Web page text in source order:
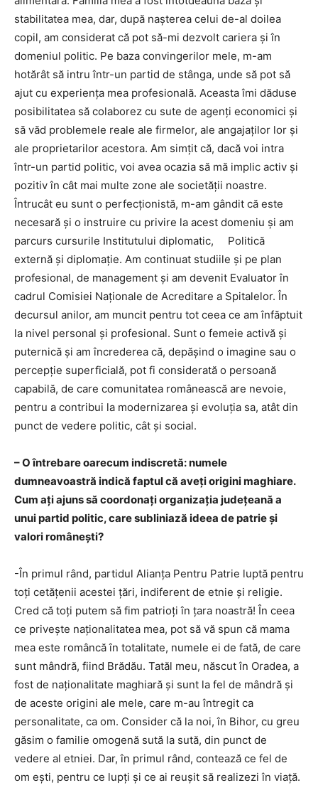
stabilitatea mea, dar, după naşterea celui de-al doilea
copil, am considerat că pot să-mi dezvolt cariera şi în
domeniul politic. Pe baza convingerilor mele, m-am
hotărât să intru într-un partid de stânga, unde să pot să
ajut cu experienţa mea profesională. Aceasta îmi dăduse
posibilitatea să colaborez cu sute de agenţi economici şi
să văd problemele reale ale firmelor, ale angajaților lor şi
ale proprietarilor acestora. Am simţit că, dacă voi intra
într-un partid politic, voi avea ocazia să mă implic activ și
pozitiv în cât mai multe zone ale societății noastre.
Întrucât eu sunt o perfecţionistă, m-am gândit că este
necesară şi o instruire cu privire la acest domeniu şi am
parcurs cursurile Institutului diplomatic, Politică
externă şi diplomaţie. Am continuat studiile şi pe plan
profesional, de management şi am devenit Evaluator în
cadrul Comisiei Naţionale de Acreditare a Spitalelor. În
decursul anilor, am muncit pentru tot ceea ce am înfăptuit
la nivel personal și profesional. Sunt o femeie activă și
puternică şi am încrederea că, depășind o imagine sau o
percepţie superficială, pot fi considerată o persoană
capabilă, de care comunitatea românească are nevoie,
pentru a contribui la modernizarea şi evoluția sa, atât din
punct de vedere politic, cât şi social.
– O întrebare oarecum indiscretă: numele
dumneavoastră indică faptul că aveți origini maghiare.
Cum ați ajuns să coordonați organizația judeţeană a
unui partid politic, care subliniază ideea de patrie și
valori românești?
-În primul rând, partidul Alianţa Pentru Patrie luptă pentru
toţi cetăţenii acestei ţări, indiferent de etnie şi religie.
Cred că toţi putem să fim patrioţi în ţara noastră! În ceea
ce priveşte naţionalitatea mea, pot să vă spun că mama
mea este româncă în totalitate, numele ei de fată, de care
sunt mândră, fiind Brădău. Tatăl meu, născut în Oradea, a
fost de naţionalitate maghiară şi sunt la fel de mândră şi
de aceste origini ale mele, care m-au întregit ca
personalitate, ca om. Consider că la noi, în Bihor, cu greu
găsim o familie omogenă sută la sută, din punct de
vedere al etniei. Dar, în primul rând, contează ce fel de
om ești, pentru ce lupţi şi ce ai reuşit să realizezi în viaţă.